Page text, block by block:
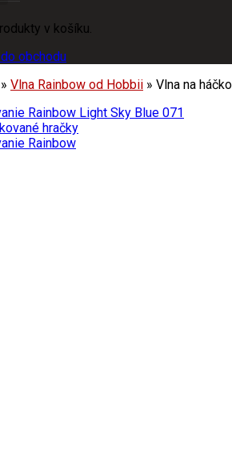
v košíku.
obchodu
» Vlna Rainbow od Hobbii » Vlna na